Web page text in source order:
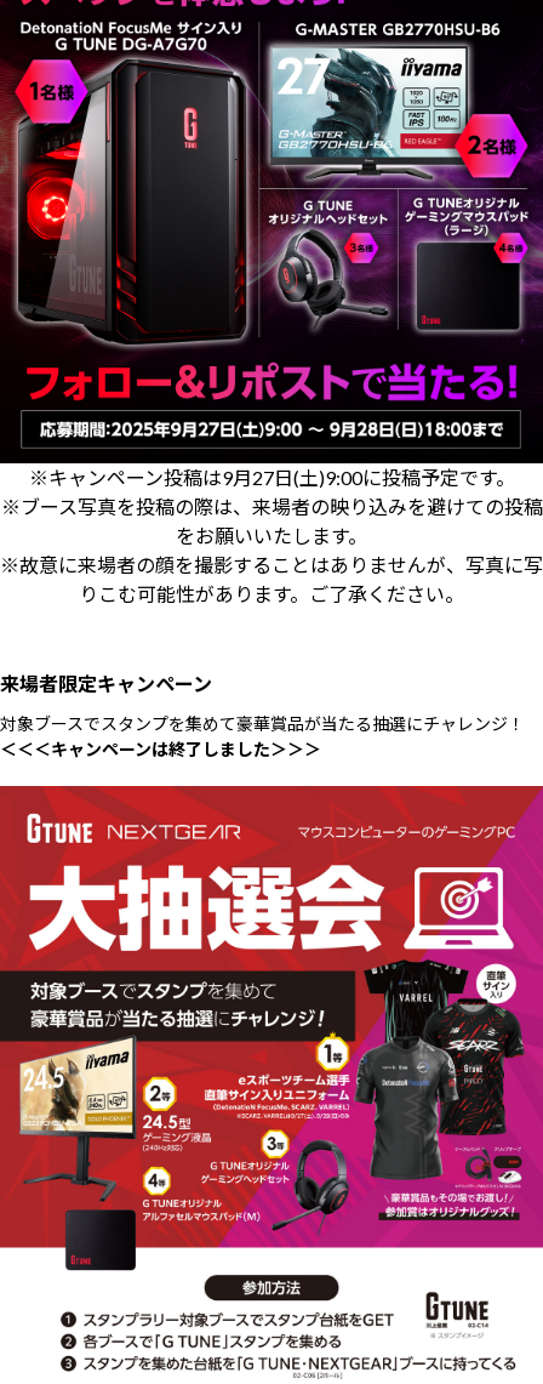
※キャンペーン投稿は9月27日(土)9:00に投稿予定です。
※ブース写真を投稿の際は、来場者の映り込みを避けての投稿
をお願いいたします。
※故意に来場者の顔を撮影することはありませんが、写真に写
りこむ可能性があります。ご了承ください。
来場者限定キャンペーン
対象ブースでスタンプを集めて豪華賞品が当たる抽選にチャレンジ！
＜＜＜キャンペーンは終了しました＞＞＞